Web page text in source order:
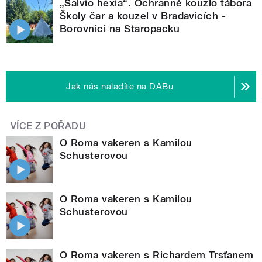
„Salvio hexia“. Ochranné kouzlo tábora
Školy čar a kouzel v Bradavicích -
Borovnici na Staropacku
Jak nás naladíte na DABu
VÍCE Z POŘADU
O Roma vakeren s Kamilou
Schusterovou
O Roma vakeren s Kamilou
Schusterovou
O Roma vakeren s Richardem Trsťanem